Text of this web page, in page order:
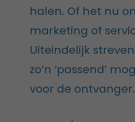
halen. Of het nu
marketing of
Uiteindelijk
zo’n ‘passend’
voor de